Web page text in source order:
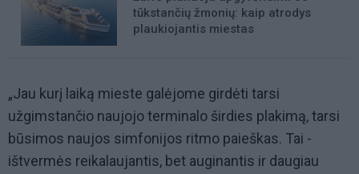
tūkstančių žmonių: kaip atrodys
plaukiojantis miestas
„Jau kurį laiką mieste galėjome girdėti tarsi
užgimstančio naujojo terminalo širdies plakimą, tarsi
būsimos naujos simfonijos ritmo paieškas. Tai -
ištvermės reikalaujantis, bet auginantis ir daugiau